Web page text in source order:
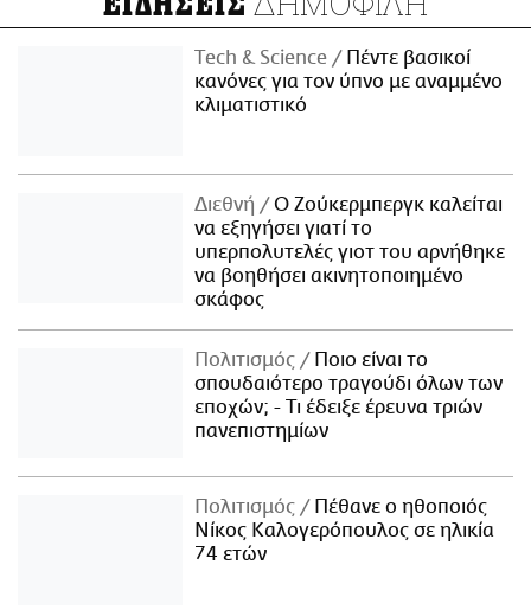
Τech & Science
Πέντε βασικοί
κανόνες για τον ύπνο με αναμμένο
κλιματιστικό
Διεθνή
Ο Ζούκερμπεργκ καλείται
να εξηγήσει γιατί το
υπερπολυτελές γιοτ του αρνήθηκε
να βοηθήσει ακινητοποιημένο
σκάφος
Πολιτισμός
Ποιο είναι το
σπουδαιότερο τραγούδι όλων των
εποχών; - Τι έδειξε έρευνα τριών
πανεπιστημίων
Πολιτισμός
Πέθανε ο ηθοποιός
Νίκος Καλογερόπουλος σε ηλικία
74 ετών